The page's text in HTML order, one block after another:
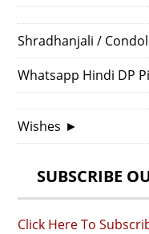
Shradhanjali /
Whatsapp Hindi DP
Wishes ►
SUBSCRIBE
Click Here To